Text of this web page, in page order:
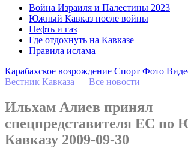
Война Израиля и Палестины 2023
Южный Кавказ после войны
Нефть и газ
Где отдохнуть на Кавказе
Правила ислама
Карабахское возрождение Спорт Фото
Вестник Кавказа — Все новости
Ильхам Алиев принял
спецпредставителя ЕС по
Кавказу 2009-09-30